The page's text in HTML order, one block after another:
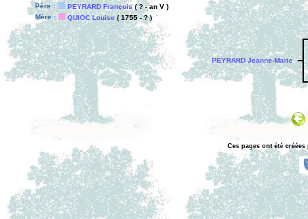
Père : PEYRARD François ( ? - an V )
Mère :
QUIOC Louise( 1755 - ? )
PEYRARD Jeanne-Marie
Ces pages ont été